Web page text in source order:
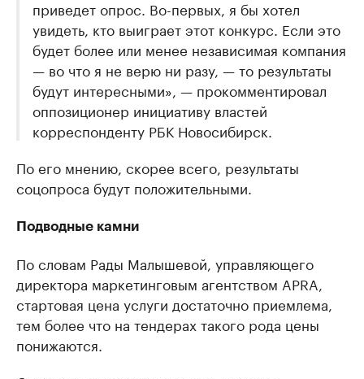
приведет опрос. Во-первых, я бы хотел
увидеть, кто выиграет этот конкурс. Если это
будет более или менее независимая компания
— во что я не верю ни разу, — то результаты
будут интересными», — прокомментировал
оппозиционер инициативу властей
корреспонденту РБК Новосибирск.
По его мнению, скорее всего, результаты
соцопроса будут положительными.
Подводные камни
По словам Рады Малышевой, управляющего
директора маркетинговым агентством APRA,
стартовая цена услуги достаточно приемлема,
тем более что на тендерах такого рода цены
понижаются.